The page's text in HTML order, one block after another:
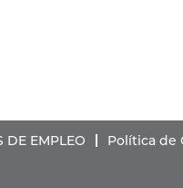
DE EMPLEO
Política de